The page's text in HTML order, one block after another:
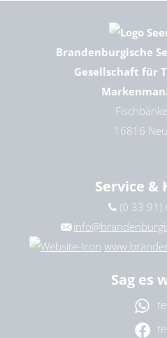
Brandenburgische
Gesellschaft für
16816
Service &
(0 33 91)
Sag es